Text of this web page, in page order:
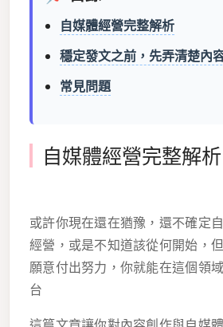
自媒體經營完整解析
穩定發文之前，先弄清楚內
常見問題
自媒體經營完整解析
或許你現在還在猶豫，還不確定
經營，或是不知道該從何開始，
願意付出努力，你就能在這個領
台